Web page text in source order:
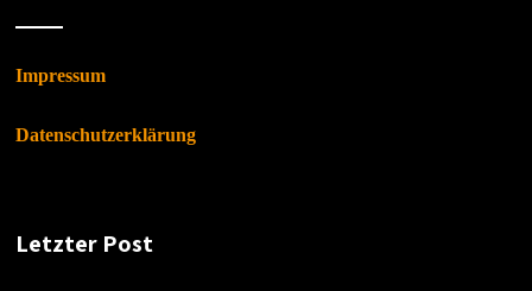
Impressum
Datenschutzerklärung
Letzter Post